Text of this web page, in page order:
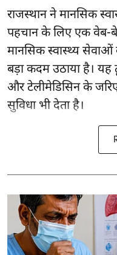
राजस्थान ने मानसिक
पहचान के लिए एक
मानसिक स्वास्थ्य
बड़ा कदम उठाया है। यह
और टेलीमेडिसिन के
सुविधा भी देता है।